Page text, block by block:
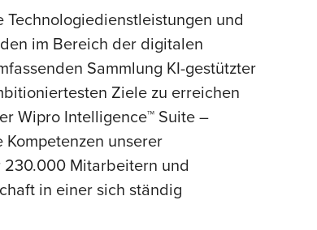
Technologiedienstleistungen und
im Bereich der digitalen
Sammlung KI-gestützter
Ziele zu erreichen
Wipro Intelligence™ Suite –
unserer
Mitarbeitern und
in einer sich ständig